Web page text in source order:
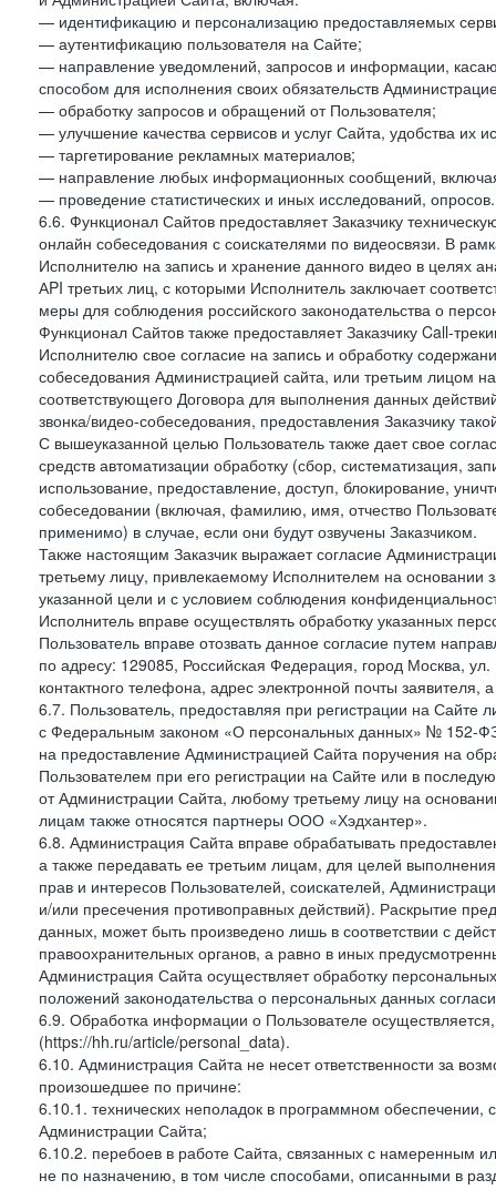
— идентификацию и персонализацию предоставляемых
— аутентификацию пользователя на Сайте;
— направление уведомлений, запросов и информации,
способом для исполнения своих обязательств
— обработку запросов и обращений от Пользователя;
— улучшение качества сервисов и услуг Сайта, удобства их
— таргетирование рекламных материалов;
— направление любых информационных сообщений,
— проведение статистических и иных исследований, опросов.
6.6. Функционал Сайтов предоставляет Заказчику
онлайн собеседования с соискателями по видеосвязи. В
Исполнителю на запись и хранение данного видео в целях
АPI третьих лиц, с которыми Исполнитель заключает
меры для соблюдения российского законодательства о
Функционал Сайтов также предоставляет Заказчику Call-
Исполнителю свое согласие на запись и обработку
собеседования Администрацией сайта, или третьим лицом
соответствующего Договора для выполнения данных
звонка/видео-собеседования, предоставления Заказчику
С вышеуказанной целью Пользователь также дает свое
средств автоматизации обработку (сбор, систематизация,
использование, предоставление, доступ, блокирование,
собеседовании (включая, фамилию, имя, отчество
применимо) в случае, если они будут озвучены Заказчиком.
Также настоящим Заказчик выражает согласие
третьему лицу, привлекаемому Исполнителем на основании
указанной цели и с условием соблюдения
Исполнитель вправе осуществлять обработку указанных
Пользователь вправе отозвать данное согласие путем
по адресу: 129085, Российская Федерация, город Москва,
контактного телефона, адрес электронной почты
6.7. Пользователь, предоставляя при регистрации на
с Федеральным законом «О персональных данных» № 152-
на предоставление Администрацией Сайта поручения на
Пользователем при его регистрации на Сайте или в
от Администрации Сайта, любому третьему лицу на
лицам также относятся партнеры ООО «Хэдхантер».
6.8. Администрация Сайта вправе обрабатывать
а также передавать ее третьим лицам, для целей
прав и интересов Пользователей, соискателей,
и/или пресечения противоправных действий). Раскрытие
данных, может быть произведено лишь в соответствии с
правоохранительных органов, а равно в иных
Администрация Сайта осуществляет обработку
положений законодательства о персональных данных
6.9. Обработка информации о Пользователе
(https://hh.ru/article/personal_data).
6.10. Администрация Сайта не несет ответственности за
произошедшее по причине:
6.10.1. технических неполадок в программном
Администрации Сайта;
6.10.2. перебоев в работе Сайта, связанных с намеренным
не по назначению, в том числе способами, описанными в